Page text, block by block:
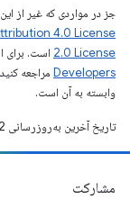
جز در مواردی که غیر از
4.0 License
2.0 License است. برای
Developers‏
وابسته به آن است.
تاریخ آخرین به‌روزرسانی 2022-11-30 به‌وقت ساعت هماهنگ جهانی.
مشارکت